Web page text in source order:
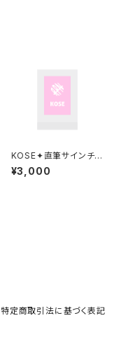
KOSE✦直筆サインチェ
キ/お名前入り
¥3,000
特定商取引法に基づく表記